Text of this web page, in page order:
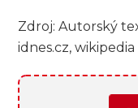
Zdroj: Autorský
idnes.cz, wikipedia